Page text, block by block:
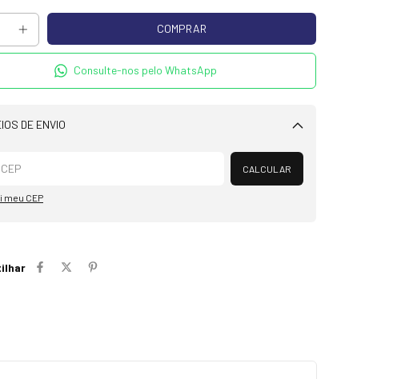
Consulte-nos pelo WhatsApp
DE ENVIO
Alterar CEP
CALCULAR
meu CEP